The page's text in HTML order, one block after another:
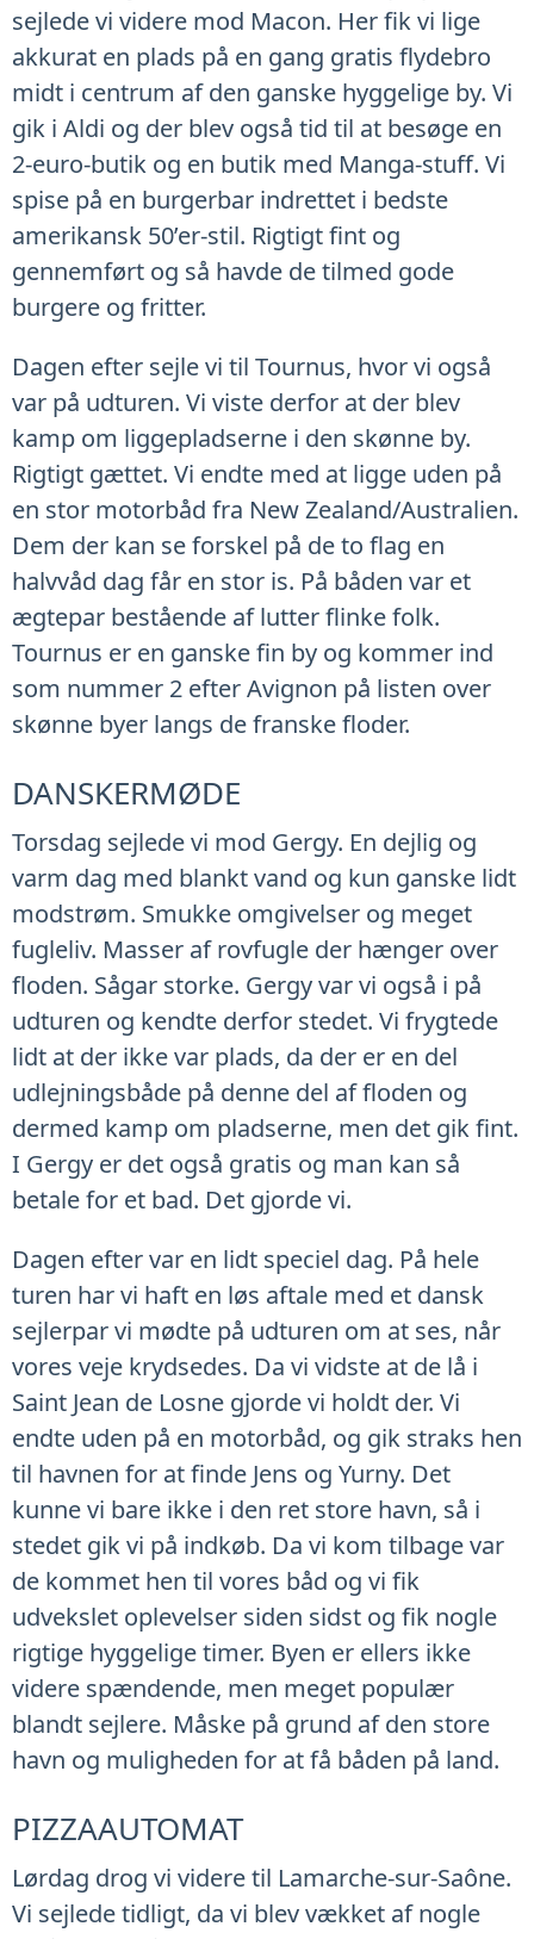
sejlede vi videre mod Macon. Her fik vi lige
akkurat en plads på en gang gratis flydebro
midt i centrum af den ganske hyggelige by. Vi
gik i Aldi og der blev også tid til at besøge en
2-euro-butik og en butik med Manga-stuff. Vi
spise på en burgerbar indrettet i bedste
amerikansk 50’er-stil. Rigtigt fint og
gennemført og så havde de tilmed gode
burgere og fritter.
Dagen efter sejle vi til Tournus, hvor vi også
var på udturen. Vi viste derfor at der blev
kamp om liggepladserne i den skønne by.
Rigtigt gættet. Vi endte med at ligge uden på
en stor motorbåd fra New Zealand/Australien.
Dem der kan se forskel på de to flag en
halvvåd dag får en stor is. På båden var et
ægtepar bestående af lutter flinke folk.
Tournus er en ganske fin by og kommer ind
som nummer 2 efter Avignon på listen over
skønne byer langs de franske floder.
DANSKERMØDE
Torsdag sejlede vi mod Gergy. En dejlig og
varm dag med blankt vand og kun ganske lidt
modstrøm. Smukke omgivelser og meget
fugleliv. Masser af rovfugle der hænger over
floden. Sågar storke. Gergy var vi også i på
udturen og kendte derfor stedet. Vi frygtede
lidt at der ikke var plads, da der er en del
udlejningsbåde på denne del af floden og
dermed kamp om pladserne, men det gik fint.
I Gergy er det også gratis og man kan så
betale for et bad. Det gjorde vi.
Dagen efter var en lidt speciel dag. På hele
turen har vi haft en løs aftale med et dansk
sejlerpar vi mødte på udturen om at ses, når
vores veje krydsedes. Da vi vidste at de lå i
Saint Jean de Losne gjorde vi holdt der. Vi
endte uden på en motorbåd, og gik straks hen
til havnen for at finde Jens og Yurny. Det
kunne vi bare ikke i den ret store havn, så i
stedet gik vi på indkøb. Da vi kom tilbage var
de kommet hen til vores båd og vi fik
udvekslet oplevelser siden sidst og fik nogle
rigtige hyggelige timer. Byen er ellers ikke
videre spændende, men meget populær
blandt sejlere. Måske på grund af den store
havn og muligheden for at få båden på land.
PIZZAAUTOMAT
Lørdag drog vi videre til Lamarche-sur-Saône.
Vi sejlede tidligt, da vi blev vækket af nogle